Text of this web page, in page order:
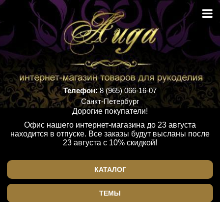
Телефон:8 (965) 066-16-07
Санкт-Петербург
Дорогие покупатели!
Офис нашего интернет-магазина до 23 августа
находится в отпуске. Все заказы будут высланы после
23 августа с 10% скидкой!
КАТАЛОГ
ТЕМЫ